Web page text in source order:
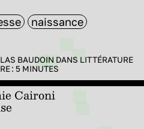
naissance
BAUDOIN DANS LITTÉRATURE
: 5 MINUTES
Caironi